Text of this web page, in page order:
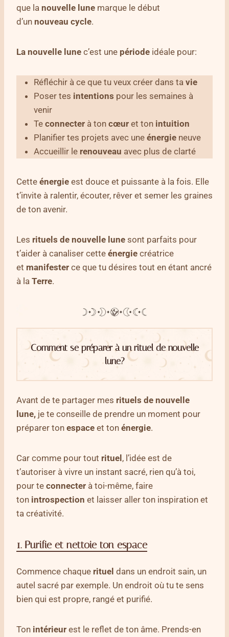
que la nouvelle lune marque le début
d’un nouveau cycle.
La nouvelle lune c’est une période idéale pour:
Réfléchir à ce que tu veux créer dans ta vie
Poser tes intentions pour les semaines à
venir
Te connecter à ton cœur et ton intuition
Planifier tes projets avec une énergie neuve
Accueillir le renouveau avec plus de clarté
Cette énergie est douce et puissante à la fois. Elle
t’invite à ralentir, écouter, rêver et semer les graines
de ton avenir.
Les rituels de nouvelle lune sont parfaits pour
t’aider à canaliser cette énergie créatrice
et manifester ce que tu désires tout en étant ancré
à la Terre.
Comment se préparer à un rituel de nouvelle
lune?
Avant de te partager mes rituels de nouvelle
lune, je te conseille de prendre un moment pour
préparer ton espace et ton énergie.
Car comme pour tout rituel, l’idée est de
t’autoriser à vivre un instant sacré, rien qu’à toi,
pour te connecter à toi-même, faire
ton introspection et laisser aller ton inspiration et
ta créativité.
1. Purifie et nettoie ton espace
Commence chaque rituel dans un endroit sain, un
autel sacré par exemple. Un endroit où tu te sens
bien qui est propre, rangé et purifié.
Ton intérieur est le reflet de ton âme. Prends-en